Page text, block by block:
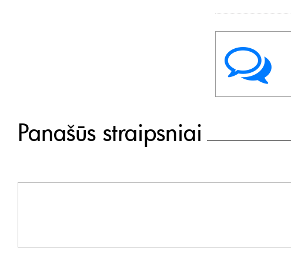
Panašūs straipsniai